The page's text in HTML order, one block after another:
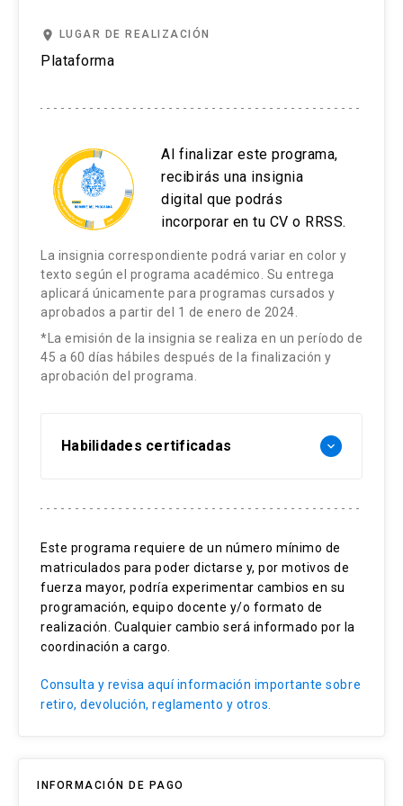
place LUGAR DE REALIZACIÓN
Plataforma
Al finalizar este programa,
recibirás una insignia
digital que podrás
incorporar en tu CV o RRSS.
La insignia correspondiente podrá variar en color y
texto según el programa académico. Su entrega
aplicará únicamente para programas cursados y
aprobados a partir del 1 de enero de 2024.
*La emisión de la insignia se realiza en un período de
45 a 60 días hábiles después de la finalización y
aprobación del programa.
Habilidades certificadas keyboard_arrow_down
Negociación efectiva
Gestión de conflictos
Construcción de confianza
Este programa requiere de un número mínimo de
matriculados para poder dictarse y, por motivos de
fuerza mayor, podría experimentar cambios en su
programación, equipo docente y/o formato de
realización. Cualquier cambio será informado por la
coordinación a cargo.
Consulta y revisa aquí información importante sobre
retiro, devolución, reglamento y otros.
INFORMACIÓN DE PAGO